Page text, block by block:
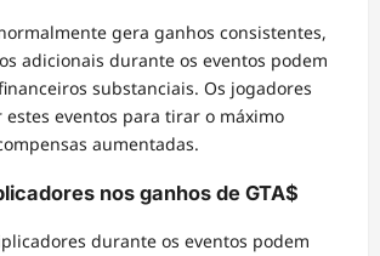
gera ganhos consistentes,
adicionais durante os eventos podem
substanciais. Os jogadores
eventos para tirar o máximo
aumentadas.
nos ganhos de GTA$
durante os eventos podem